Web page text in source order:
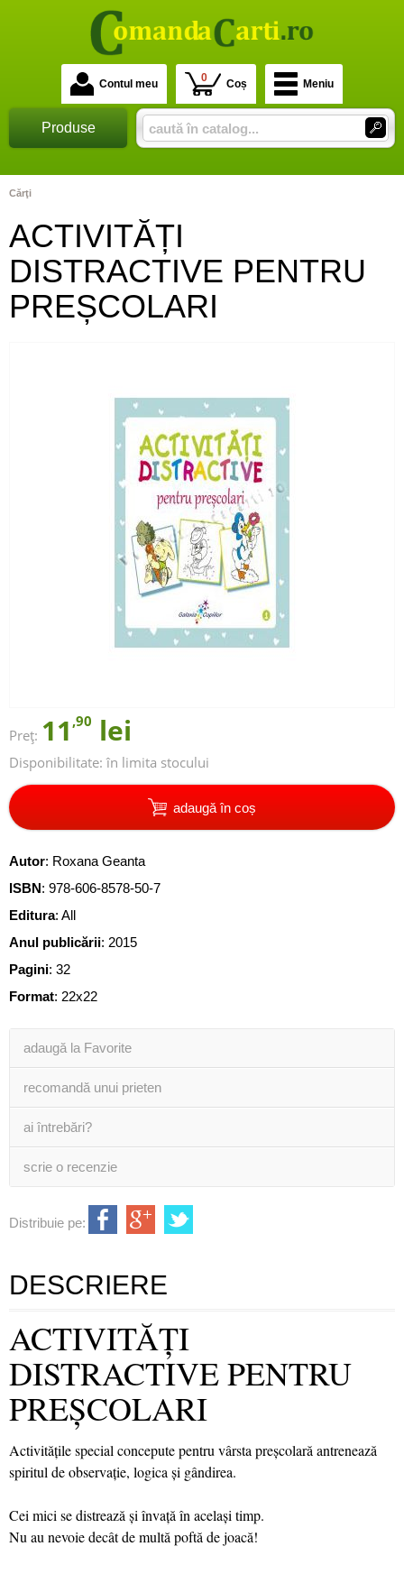
Contul meu 0 Coș Meniu
Produse
Cărţi
ACTIVITĂȚI
DISTRACTIVE PENTRU
PREȘCOLARI
Preț: 11 ,90 lei
Disponibilitate: în limita stocului
adaugă în coș
Autor: Roxana Geanta
ISBN: 978-606-8578-50-7
Editura: All
Anul publicării: 2015
Pagini: 32
Format: 22x22
adaugă la Favorite
recomandă unui prieten
ai întrebări?
scrie o recenzie
Distribuie pe:
DESCRIERE
ACTIVITĂŢI
DISTRACTIVE PENTRU
PREŞCOLARI
Activităţile special concepute pentru vârsta preşcolară antrenează
spiritul de observaţie, logica şi gândirea.
Cei mici se distrează şi învaţă în acelaşi timp.
Nu au nevoie decât de multă poftă de joacă!